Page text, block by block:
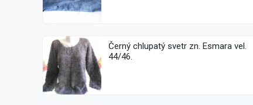
Černý chlupatý svetr zn. Esmara vel.
44/46.